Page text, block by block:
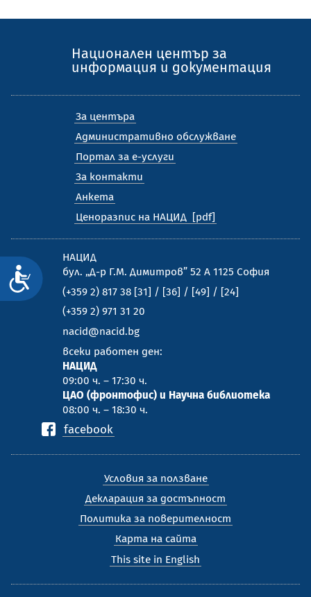
Достъпност
Национален център за
информация и документация
За центъра
Административно обслужване
Портал за е-услуги
За контакти
Анкета
Ценоразпис на НАЦИД
НАЦИД
бул. „Д-р Г.М. Димитров” 52 А 1125 София
(+359 2) 817 38 [31] / [36] / [49] / [24]
(+359 2) 971 31 20
nacid@nacid.bg
всеки работен ден:
НАЦИД
09:00 ч. – 17:30 ч.
ЦАО (фронтофис) и Научна библиотека
08:00 ч. – 18:30 ч.
facebook
Условия за ползване
Декларация за достъпност
Политика за поверителност
Карта на сайта
This site in English